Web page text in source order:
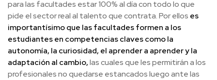
para las facultades estar 100% al día con todo lo que
pide el sector real al talento que contrata. Por ellos es
importantísimo que las facultades formen a los
estudiantes en competencias claves como la
autonomía, la curiosidad, el aprender a aprender y la
adaptación al cambio,las cuales que les permitirán a los
profesionales no quedarse estancados luego ante las